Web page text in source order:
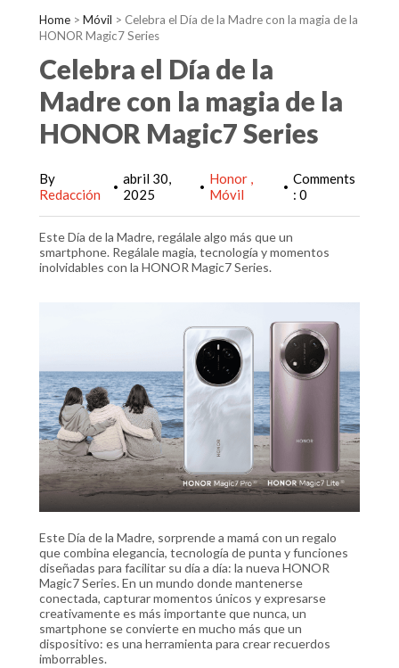
Home > Móvil > Celebra el Día de la Madre con la magia de la
HONOR Magic7 Series
Celebra el Día de la
Madre con la magia de la
HONOR Magic7 Series
By
Redacción
• abril 30,
2025
• Honor
Móvil
• Comments
: 0
Este Día de la Madre, regálale algo más que un
smartphone. Regálale magia, tecnología y momentos
inolvidables con la HONOR Magic7 Series.
Este Día de la Madre, sorprende a mamá con un regalo
que combina elegancia, tecnología de punta y funciones
diseñadas para facilitar su día a día: la nueva HONOR
Magic7 Series. En un mundo donde mantenerse
conectada, capturar momentos únicos y expresarse
creativamente es más importante que nunca, un
smartphone se convierte en mucho más que un
dispositivo: es una herramienta para crear recuerdos
imborrables.